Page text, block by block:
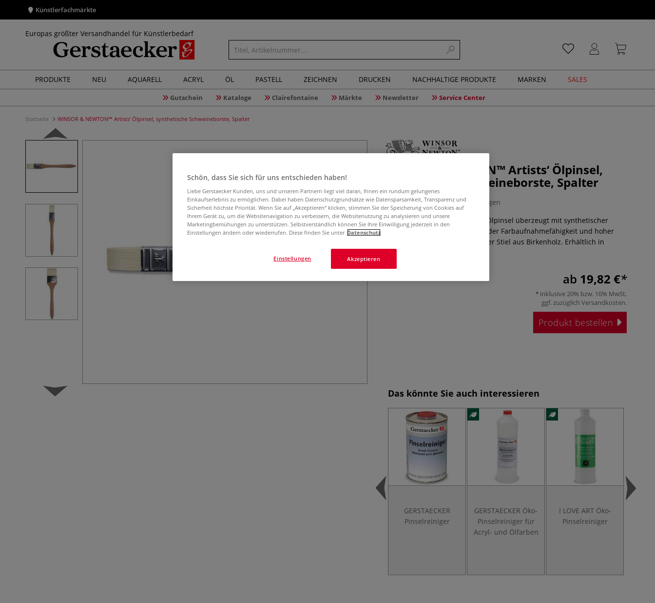
Künstlerfachmärkte
Europas größter Versandhandel für Künstlerbedarf
PRODUKTE NEU AQUARELL ACRYL ÖL PASTELL ZEICHNEN DRUCKEN NACHHALTIGE PRODUKTE MARKEN SALES
Gutschein Kataloge Clairefontaine Märkte Newsletter Service Center
Startseite WINSOR & NEWTON™ Artists‘ Ölpinsel, synthetische Schweineborste, Spalter
WINSOR & NEWTON™ Artists‘ Ölpinsel,
synthetische Schweineborste, Spalter
0 Bewertungen
Der WINSOR & NEWTON Artists‘ Ölpinsel überzeugt mit synthetischer
Schweineborste mit hervorragender Farbaufnahmefähigkeit und hoher
Formbeständigkeit. Ergonomischer Stiel aus Birkenholz. Erhältlich in
verschiedenen Größen.
ab 19,82 €
inklusive 20% bzw. 10% MwSt,
ggf. zuzüglich Versandkosten.
Produkt bestellen
Das könnte Sie auch interessieren
GERSTAECKER
Pinselreiniger
GERSTAECKER Öko-
Pinselreiniger für
Acryl- und Ölfarben
I LOVE ART Öko-
Pinselreiniger
Schön, dass Sie sich für uns entschieden haben!
Liebe Gerstaecker Kunden, uns und unseren Partnern liegt viel daran, Ihnen ein rundum gelungenes
Einkaufserlebnis zu ermöglichen. Dabei haben Datenschutzgrundsätze wie Datensparsamkeit, Transparenz und
Sicherheit höchste Priorität. Wenn Sie auf „Akzeptieren“ klicken, stimmen Sie der Speicherung von Cookies auf
Ihrem Gerät zu, um die Websitenavigation zu verbessern, die Websitenutzung zu analysieren und unsere
Marketingbemühungen zu unterstützen. Selbstverständlich können Sie Ihre Einwilligung jederzeit in den
Einstellungen ändern oder wiederrufen. Diese finden Sie unter Datenschutz
Akzeptieren
Einstellungen